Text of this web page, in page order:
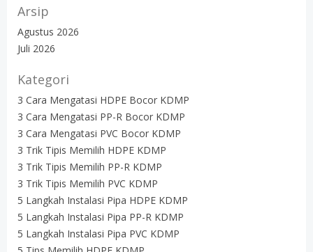
Arsip
Agustus 2026
Juli 2026
Kategori
3 Cara Mengatasi HDPE Bocor KDMP
3 Cara Mengatasi PP-R Bocor KDMP
3 Cara Mengatasi PVC Bocor KDMP
3 Trik Tipis Memilih HDPE KDMP
3 Trik Tipis Memilih PP-R KDMP
3 Trik Tipis Memilih PVC KDMP
5 Langkah Instalasi Pipa HDPE KDMP
5 Langkah Instalasi Pipa PP-R KDMP
5 Langkah Instalasi Pipa PVC KDMP